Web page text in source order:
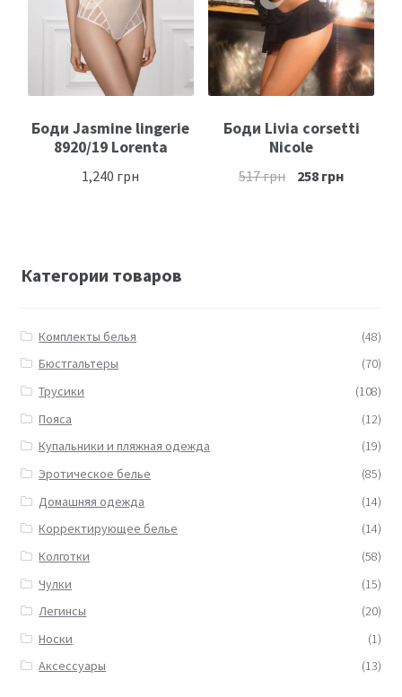
Боди Jasmine lingerie
8920/19 Lorenta
1,240 грн
Боди Livia corsetti
Nicole
517грн 258 грн
Категории товаров
Комплекты белья
(48)
Бюстгальтеры
(70)
Трусики
(108)
Пояса
(12)
Купальники и пляжная одежда
(19)
Эротическое белье
(85)
Домашняя одежда
(14)
Корректирующее белье
(14)
Колготки
(58)
Чулки
(15)
Легинсы
(20)
Носки
(1)
Аксессуары
(13)